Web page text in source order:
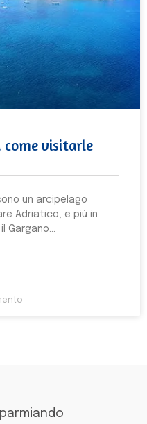
come visitarle
un arcipelago
Adriatico, e più in
Gargano